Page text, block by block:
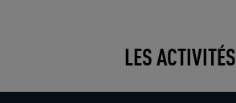
LES ACTIVITÉS